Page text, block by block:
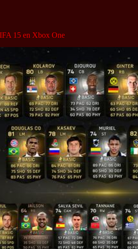
15 en Xbox One